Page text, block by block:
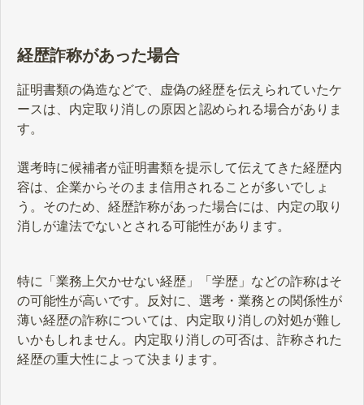
経歴詐称があった場合
証明書類の偽造などで、虚偽の経歴を伝えられていたケ
ースは、内定取り消しの原因と認められる場合がありま
す。
選考時に候補者が証明書類を提示して伝えてきた経歴内
容は、企業からそのまま信用されることが多いでしょ
う。そのため、経歴詐称があった場合には、内定の取り
消しが違法でないとされる可能性があります。
特に「業務上欠かせない経歴」「学歴」などの詐称はそ
の可能性が高いです。反対に、選考・業務との関係性が
薄い経歴の詐称については、内定取り消しの対処が難し
いかもしれません。内定取り消しの可否は、詐称された
経歴の重大性によって決まります。